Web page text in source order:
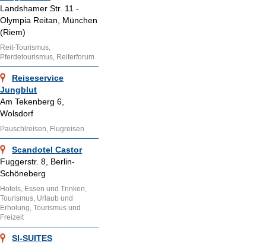
Landshamer Str. 11 -
Olympia Reitan, München
(Riem)
Reit-Tourismus,
Pferdetourismus, Reiterforum
Reiseservice
Jungblut
Am Tekenberg 6,
Wolsdorf
Pauschlreisen, Flugreisen
Scandotel Castor
Fuggerstr. 8, Berlin-
Schöneberg
Hotels, Essen und Trinken,
Tourismus, Urlaub und
Erholung, Tourismus und
Freizeit
SI-SUITES